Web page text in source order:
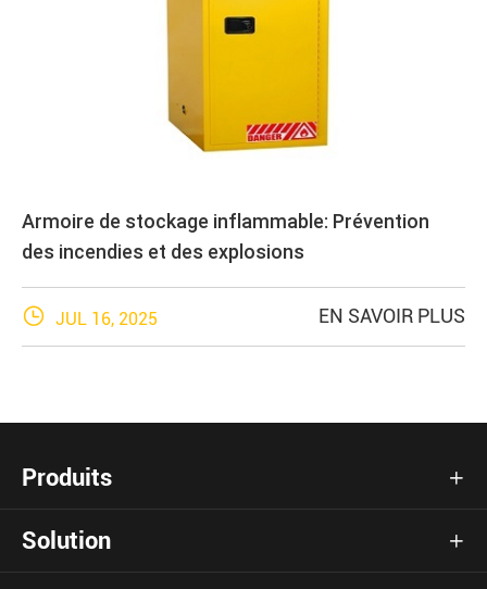
Armoire de stockage inflammable: Prévention
des incendies et des explosions
 JUL 16, 2025 EN SAVOIR PLUS
Produits 
Solution 